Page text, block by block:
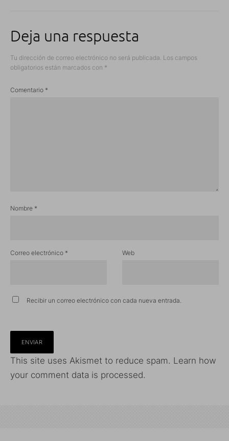
Deja una respuesta
Tu dirección de correo electrónico no será publicada. Los campos
obligatorios están marcados con *
Comentario *
Nombre *
Correo electrónico * Web
Recibir un correo electrónico con cada nueva entrada.
This site uses Akismet to reduce spam. Learn how
your comment data is processed.